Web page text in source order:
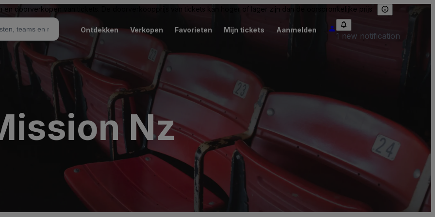
en doorverkopen van tickets. De doorverkoopprijs van tickets kan hoger of lager zijn dan de oorspronkelijke prijs.
Ontdekken Verkopen Favorieten Mijn tickets Aanmelden
1 new notification
Nz